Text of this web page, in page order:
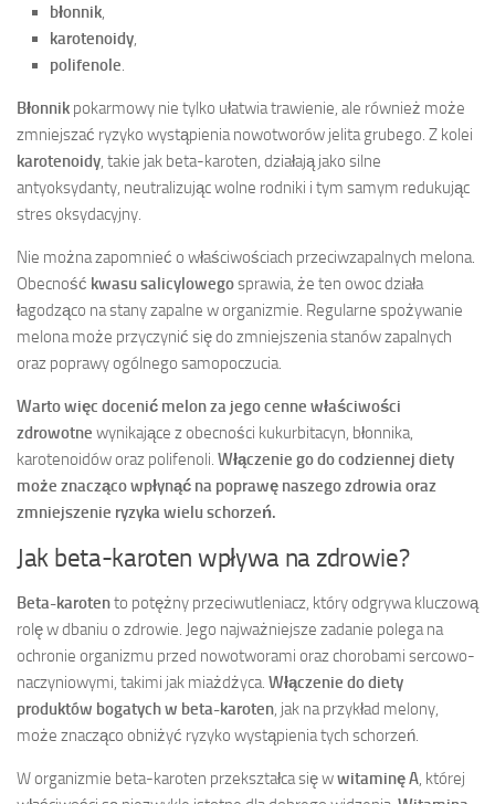
błonnik,
karotenoidy,
polifenole.
Błonnik pokarmowy nie tylko ułatwia trawienie, ale również może
zmniejszać ryzyko wystąpienia nowotworów jelita grubego. Z kolei
karotenoidy, takie jak beta-karoten, działają jako silne
antyoksydanty, neutralizując wolne rodniki i tym samym redukując
stres oksydacyjny.
Nie można zapomnieć o właściwościach przeciwzapalnych melona.
Obecność kwasu salicylowegosprawia, że ten owoc działa
łagodząco na stany zapalne w organizmie. Regularne spożywanie
melona może przyczynić się do zmniejszenia stanów zapalnych
oraz poprawy ogólnego samopoczucia.
Warto więc docenić melon za jego cenne właściwości
zdrowotne wynikające z obecności kukurbitacyn, błonnika,
karotenoidów oraz polifenoli. Włączenie go do codziennej diety
może znacząco wpłynąć na poprawę naszego zdrowia oraz
zmniejszenie ryzyka wielu schorzeń.
Jak beta-karoten wpływa na zdrowie?
Beta-karotento potężny przeciwutleniacz, który odgrywa kluczową
rolę w dbaniu o zdrowie. Jego najważniejsze zadanie polega na
ochronie organizmu przed nowotworami oraz chorobami sercowo-
naczyniowymi, takimi jak miażdżyca. Włączenie do diety
produktów bogatych w beta-karoten, jak na przykład melony,
może znacząco obniżyć ryzyko wystąpienia tych schorzeń.
W organizmie beta-karoten przekształca się wwitaminę A, której